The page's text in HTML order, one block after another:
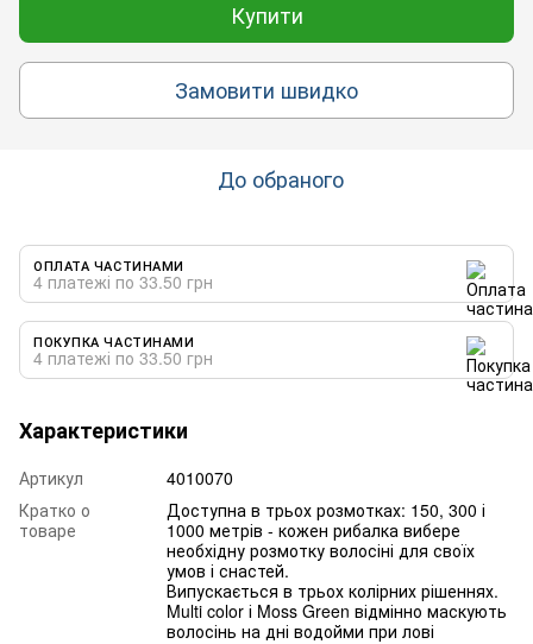
Купити
Замовити швидко
До обраного
ОПЛАТА ЧАСТИНАМИ
4 платежі по 33.50 грн
ПОКУПКА ЧАСТИНАМИ
4 платежі по 33.50 грн
Характеристики
Артикул
4010070
Кратко о
товаре
Доступна в трьох розмотках: 150, 300 і
1000 метрів - кожен рибалка вибере
необхідну розмотку волосіні для своїх
умов і снастей.
Випускається в трьох колірних рішеннях.
Multi color і Moss Green відмінно маскують
волосінь на дні водойми при лові